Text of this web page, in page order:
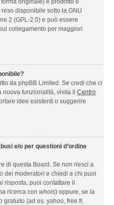
originale) è prodotto e
reso disponibile sotto la GNU
2 (GPL-2.0) e può essere
collegamento per maggiori
da phpBB Limited. Se credi che ci
funzionalità, visita il Centro
idee esistenti o suggerire
e/o per questioni d’ordine
di questa Board. Se non riesci a
dei moderatori e chiedi a chi puoi
risposta, puoi contattare il
ricerca con whois) oppure, se la
gratuito (ad es. yahoo, free.fr,